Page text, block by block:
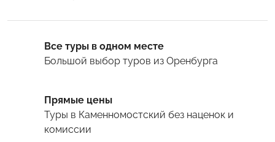
Все туры в одном месте
Большой выбор туров из Оренбурга
Прямые цены
Туры в Каменномостский без наценок и
комиссии